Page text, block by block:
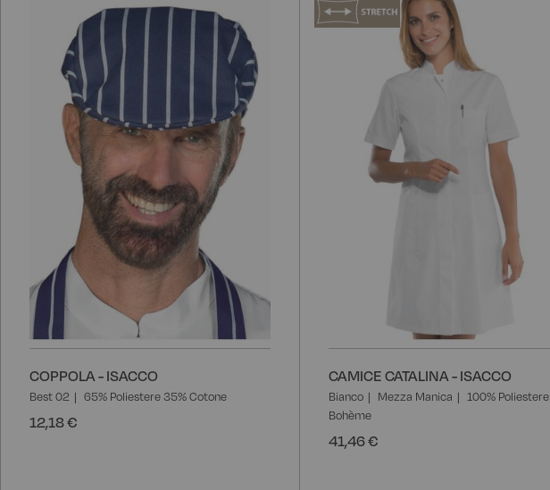
COPPOLA - ISACCO
Best 02 65% Poliestere 35% Cotone
12,18 €
CAMICE CATALINA - ISACCO
Bianco Mezza Manica
100% Poliestere
Bohème
41,46 €